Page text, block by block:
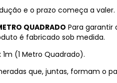
e o prazo começa a
QUADRADO Para garantir
é fabricado sob medida.
(1 Metro Quadrado).
que, juntas, formam o